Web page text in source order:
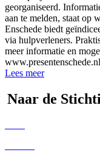
georganiseerd.
aan te melden, staat op
Enschede biedt
via hulpverleners.
meer informatie en
www.presentenschede.nl
Lees meer
Naar de